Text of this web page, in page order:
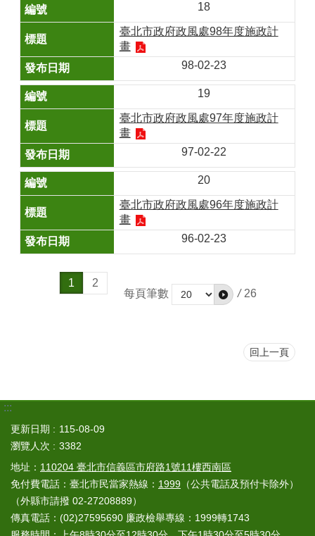
18
臺北市政府政風處98年度施政計
畫
98-02-23
19
臺北市政府政風處97年度施政計
畫
97-02-22
20
臺北市政府政風處96年度施政計
畫
96-02-23
1
2
每頁筆數
/ 26
回上一頁
:::
更新日期
115-08-09
瀏覽人次
3382
地址： 110204 臺北市信義區市府路1號11樓西南區
免付費電話：臺北市民當家熱線： 1999 （公共電話及預付卡除外）
（外縣市請撥 02-27208889）
傳真電話：(02)27595690 廉政檢舉專線：1999轉1743